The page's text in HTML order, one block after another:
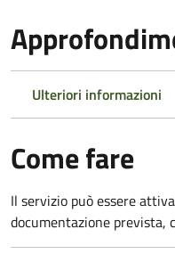
Ulteriori informazioni
Come fare
Il servizio può essere
documentazione prevista,